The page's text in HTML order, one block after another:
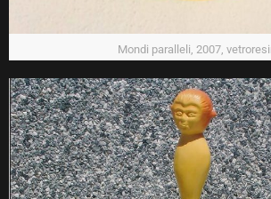
Mondi paralleli, 2007,